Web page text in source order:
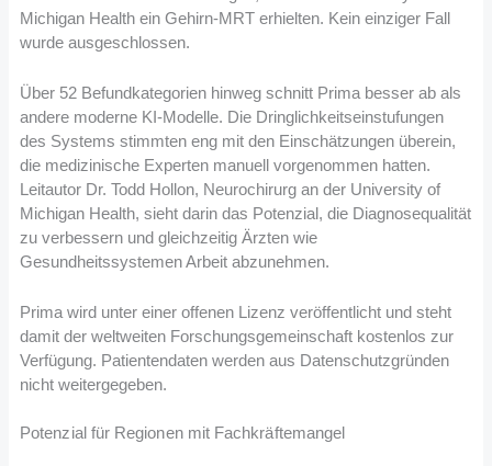
Michigan Health ein Gehirn-MRT erhielten. Kein einziger Fall
wurde ausgeschlossen.
Über 52 Befundkategorien hinweg schnitt Prima besser ab als
andere moderne KI-Modelle. Die Dringlichkeitseinstufungen
des Systems stimmten eng mit den Einschätzungen überein,
die medizinische Experten manuell vorgenommen hatten.
Leitautor Dr. Todd Hollon, Neurochirurg an der University of
Michigan Health, sieht darin das Potenzial, die Diagnosequalität
zu verbessern und gleichzeitig Ärzten wie
Gesundheitssystemen Arbeit abzunehmen.
Prima wird unter einer offenen Lizenz veröffentlicht und steht
damit der weltweiten Forschungsgemeinschaft kostenlos zur
Verfügung. Patientendaten werden aus Datenschutzgründen
nicht weitergegeben.
Potenzial für Regionen mit Fachkräftemangel